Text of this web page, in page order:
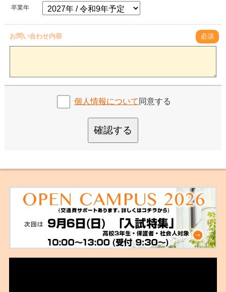
卒業年
お問い合わせ内容 必須
個人情報について 同意する
確認する